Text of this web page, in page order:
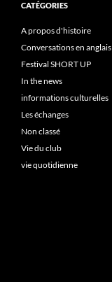
CATÉGORIES
A propos d'histoire
Conversations en anglais
Festival SHORT UP
In the news
informations culturelles
Les échanges
Non classé
Vie du club
vie quotidienne